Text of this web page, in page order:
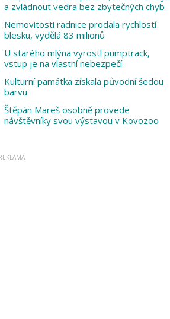
a zvládnout vedra bez zbytečných chyb
Nemovitosti radnice prodala rychlostí
blesku, vydělá 83 milionů
U starého mlýna vyrostl pumptrack,
vstup je na vlastní nebezpečí
Kulturní památka získala původní šedou
barvu
Štěpán Mareš osobně provede
návštěvníky svou výstavou v Kovozoo